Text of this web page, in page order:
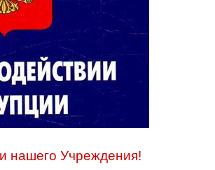
нашего Учреждения!